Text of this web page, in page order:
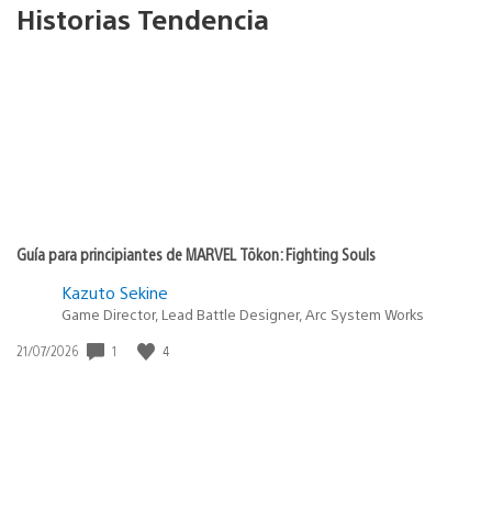
Historias Tendencia
Guía para principiantes de MARVEL Tōkon: Fighting Souls
Kazuto Sekine
Game Director, Lead Battle Designer, Arc System Works
Fecha
21/07/2026 1 4